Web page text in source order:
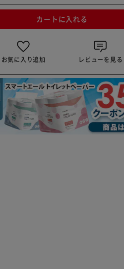
カートに入れる
お気に入り追加 レビューを見る